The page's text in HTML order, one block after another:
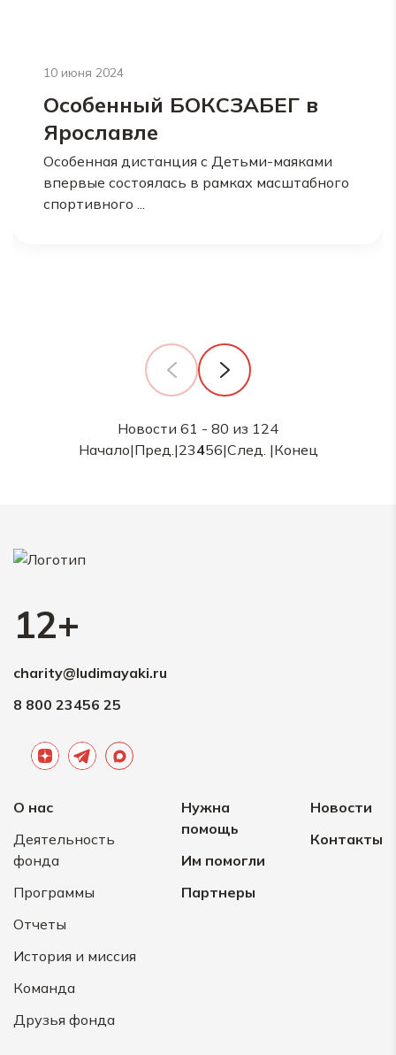
10 июня 2024
Особенный БОКСЗАБЕГ в
Ярославле
Особенная дистанция с Детьми-маяками
впервые состоялась в рамках масштабного
спортивного ...
Новости 61 - 80 из 124
Начало|Пред.|23456|След. |Конец
12+
charity@ludimayaki.ru
8 800 23456 25
О нас
Деятельность
фонда
Программы
Отчеты
История и миссия
Команда
Друзья фонда
Нужна
помощь
Им помогли
Партнеры
Новости
Контакты